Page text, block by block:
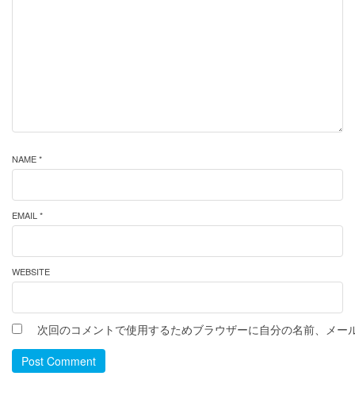
NAME *
EMAIL *
WEBSITE
次回のコメントで使用するためブラウザーに自分の名前、メー
Post Comment